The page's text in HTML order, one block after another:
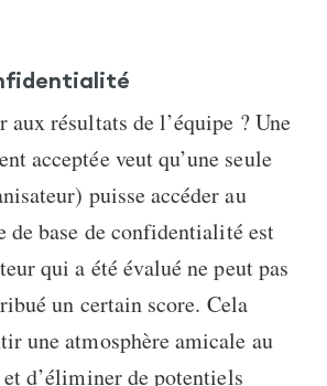
aux résultats de l’équipe ? Une
acceptée veut qu’une seule
puisse accéder au
de base de confidentialité est
qui a été évalué ne peut pas
un certain score. Cela
une atmosphère amicale au
d’éliminer de potentiels